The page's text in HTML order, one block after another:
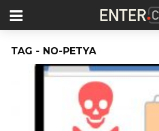
TAG - NO-PETYA